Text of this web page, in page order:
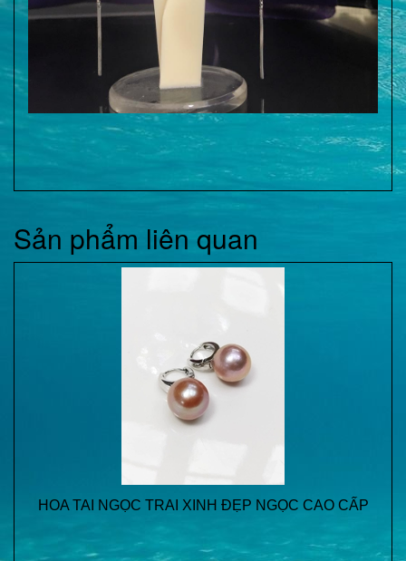
Sản phẩm liên quan
HOA TAI NGỌC TRAI XINH ĐẸP NGỌC CAO CẤP